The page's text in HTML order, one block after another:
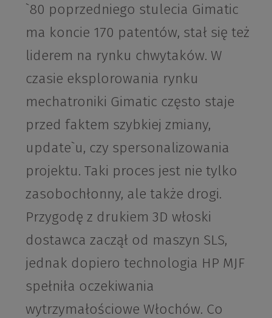
`80 poprzedniego stulecia Gimatic
ma koncie 170 patentów, stał się też
liderem na rynku chwytaków. W
czasie eksplorowania rynku
mechatroniki Gimatic często staje
przed faktem szybkiej zmiany,
update`u, czy spersonalizowania
projektu. Taki proces jest nie tylko
zasobochłonny, ale także drogi.
Przygodę z drukiem 3D włoski
dostawca zaczął od maszyn SLS,
jednak dopiero technologia HP MJF
spełniła oczekiwania
wytrzymałościowe Włochów. Co